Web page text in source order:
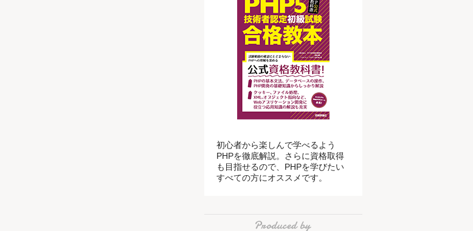
初心者から楽しんで学べるよう
PHPを徹底解説。さらに資格取得
も目指せるので、PHPを学びたい
すべての方にオススメです。